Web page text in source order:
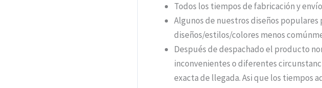
Todos los tiempos de fabricación y
Algunos de nuestros diseños
diseños/estilos/colores menos
Después de despachado el producto
inconvenientes o diferentes
exacta de llegada. Asi que los tiempos